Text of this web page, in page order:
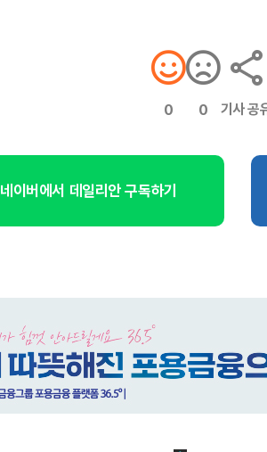
0 0 기사 공
네이버에서 데일리안 구독하기